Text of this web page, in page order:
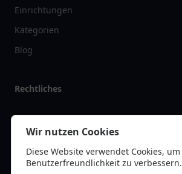
Einrichtungen
Kategorien
Blog
Rechtliches
Impressum
Datenschutz
Kontakt
Wir nutzen Cookies
Diese Website verwendet Cookies,
Benutzerfreundlichkeit zu verbessern.